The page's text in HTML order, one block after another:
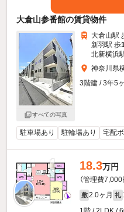
大倉山参番館の賃貸物件
すべての写真
大倉山駅
新羽駅 歩
北新横浜
神奈川県
3階建 / 3年5
駐車場あり 駐輪場あり 宅配
18.3万円
（管理費7,000
敷 2.0ヶ月 礼